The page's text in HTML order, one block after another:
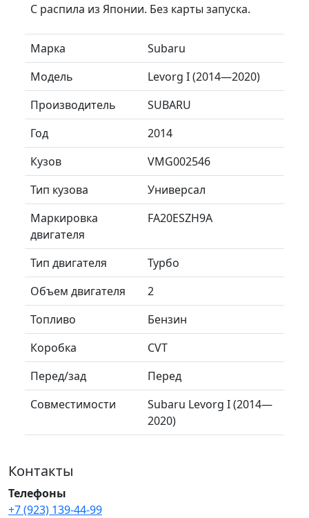
С распила из Японии. Без карты запуска.
Марка
Subaru
Модель
Levorg I (2014—2020)
Производитель
SUBARU
Год
2014
Кузов
VMG002546
Тип кузова
Универсал
Маркировка
двигателя
FA20ESZH9A
Тип двигателя
Турбо
Объем двигателя
2
Топливо
Бензин
Коробка
CVT
Перед/зад
Перед
Совместимости
Subaru Levorg I (2014—
2020)
Контакты
Телефоны
+7 (923) 139-44-99